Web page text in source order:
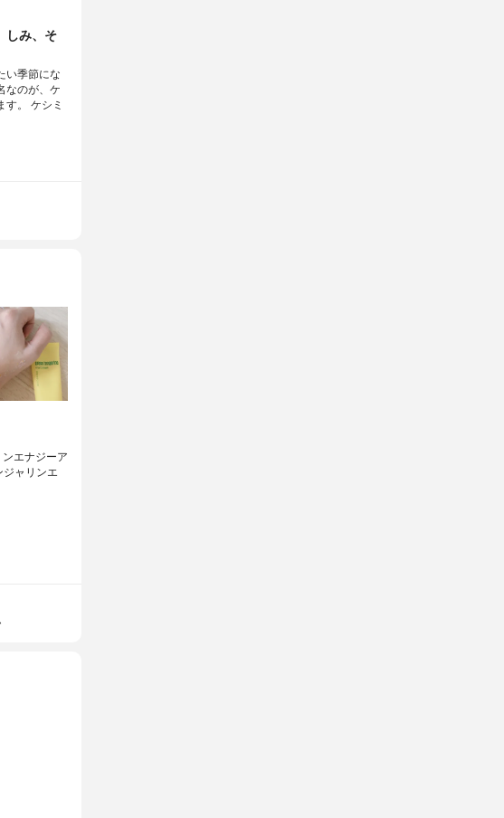
しみ、そ
い季節にな
なのが、ケ
す。 ケシミ
ンエナジーア
ジャリンエ